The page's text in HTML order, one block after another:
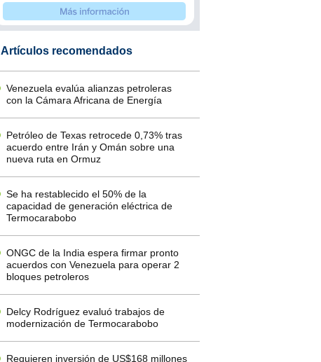
Artículos recomendados
Venezuela evalúa alianzas petroleras
con la Cámara Africana de Energía
Petróleo de Texas retrocede 0,73% tras
acuerdo entre Irán y Omán sobre una
nueva ruta en Ormuz
Se ha restablecido el 50% de la
capacidad de generación eléctrica de
Termocarabobo
ONGC de la India espera firmar pronto
acuerdos con Venezuela para operar 2
bloques petroleros
Delcy Rodríguez evaluó trabajos de
modernización de Termocarabobo
Requieren inversión de US$168 millones